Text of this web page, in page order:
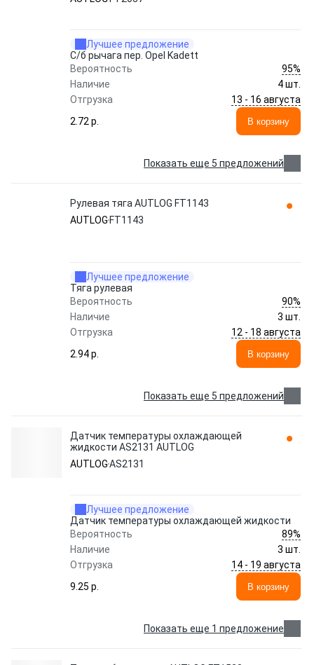
Лучшее предложение
С/б рычага пер. Opel Kadett
Вероятность
95%
Наличие
4 шт.
Отгрузка
13 - 16 августа
2.72 p.
В корзину
Показать еще 5 предложений
Рулевая тяга AUTLOG FT1143
AUTLOG FT1143
Лучшее предложение
Тяга рулевая
Вероятность
90%
Наличие
3 шт.
Отгрузка
12 - 18 августа
2.94 p.
В корзину
Показать еще 5 предложений
Датчик температуры охлаждающей
жидкости AS2131 AUTLOG
AUTLOGAS2131
Лучшее предложение
Датчик температуры охлаждающей жидкости
Вероятность
89%
Наличие
3 шт.
Отгрузка
14 - 19 августа
9.25 p.
В корзину
Показать еще 1 предложение